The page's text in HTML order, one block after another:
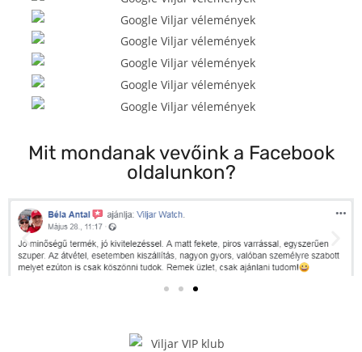
Mit mondanak vevőink a Facebook
oldalunkon?